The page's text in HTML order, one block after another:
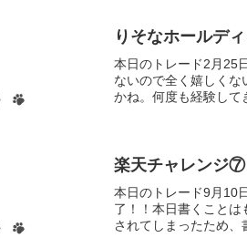
りそなホールデ
本日のトレード2月25
ないので全く嬉しくな
かね。何度も経験して
楽天チャレンジ⑦
本日のトレード9月10
了！！本日書くこと
されてしまったため、